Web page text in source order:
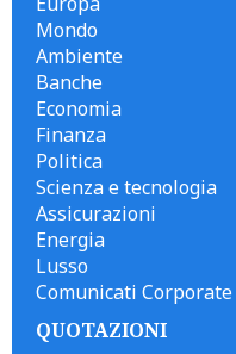
Mondo
Ambiente
Banche
Economia
Finanza
Politica
Scienza e tecnologia
Assicurazioni
Energia
Lusso
Comunicati Corporate
QUOTAZIONI